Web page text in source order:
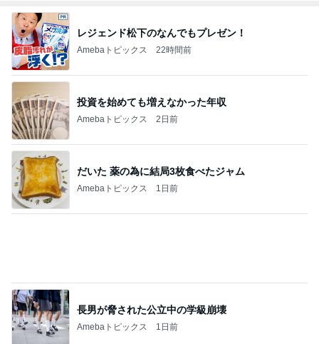
北斗晶 立て続く誕生日に大変な我が家
Amebaトピックス
記事を読む